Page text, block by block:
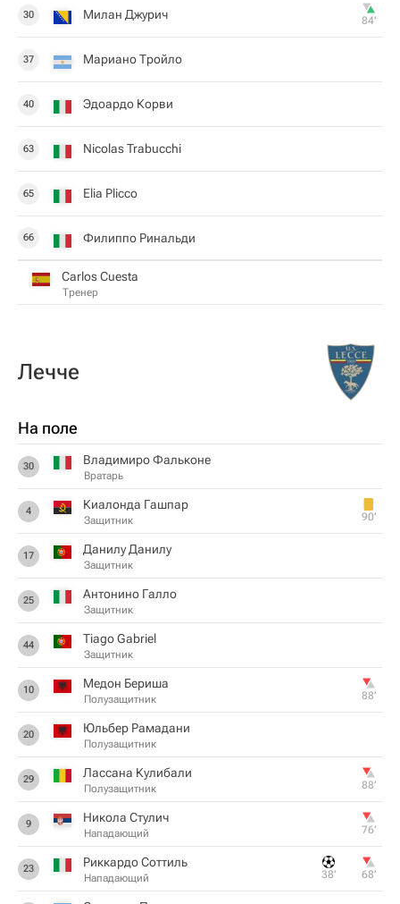
30 Милан Джурич 84‎’‎
37 Мариано Тройло
40 Эдоардо Корви
63 Nicolas Trabucchi
65 Elia Plicco
66 Филиппо Ринальди
Carlos Cuesta
Тренер
Лечче
На поле
30 Владимиро Фальконе
Вратарь
4 Киалонда Гашпар
Защитник 90‎’‎
17 Данилу Данилу
Защитник
25 Антонино Галло
Защитник
44 Tiago Gabriel
Защитник
10 Медон Бериша
Полузащитник 88‎’‎
20 Юльбер Рамадани
Полузащитник
29 Лассана Кулибали
Полузащитник 88‎’‎
9 Никола Стулич
Нападающий 76‎’‎
23 Риккардо Соттиль
Нападающий 38‎’‎ 68‎’‎